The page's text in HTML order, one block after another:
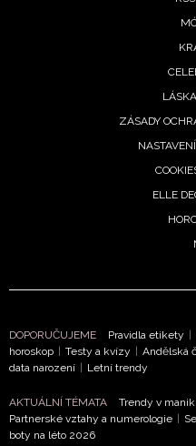
vyhodnocení akce a
informace od našich
zpracováním údajů k
soukromí BurdaMedia
ZÁSADY
ELLE
DOPORUČUJEME Pravidla etikety
horoskop
Testy a kvízy Andělská
data narození
Letní trendy
AKTUÁLNÍ TÉMATA Trendy v
Partnerské vztahy a numerologie
boty na léto 2026